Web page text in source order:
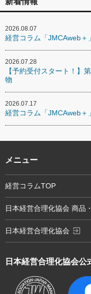
2026.08.07
経営コラム「JMCAweb＋
2026.07.28
【予約受付スタート！】
物
2026.07.17
経営コラム「JMCAweb＋
日本経営合理化協会公
メニュー
経営コラムTOP
日本経営合理化協会 商品
日本経営合理化協会 exit_to_app